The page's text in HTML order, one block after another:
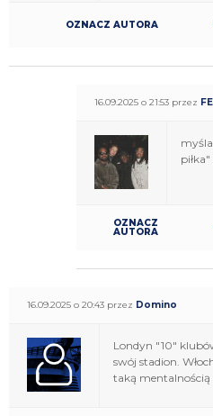
OZNACZ AUTORA
16.09.2025 o 21:53 przez
piłka"
OZNACZ
AUTORA
16.09.2025 o 20:43 przez Domino
Londyn "10"
swój stadion.
taką mentalnością